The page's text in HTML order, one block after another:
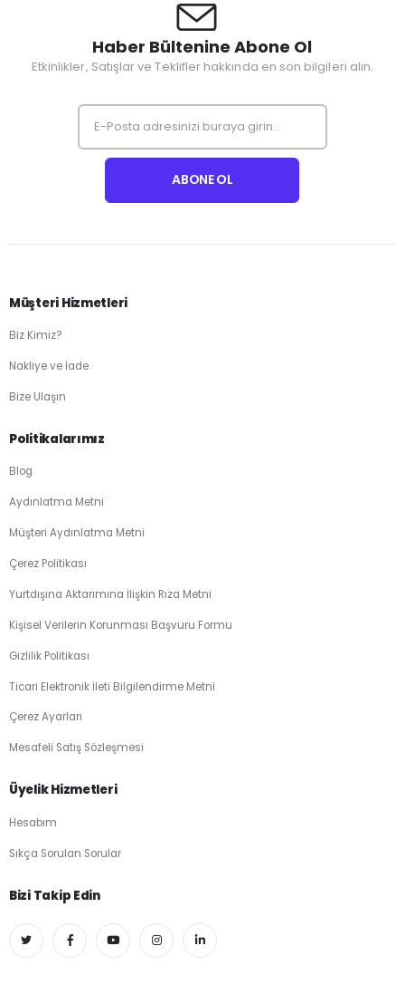
Haber Bültenine Abone Ol
Etkinlikler, Satışlar ve Teklifler hakkında en son bilgileri alın.
Müşteri Hizmetleri
Biz Kimiz?
Nakliye ve İade
Bize Ulaşın
Politikalarımız
Blog
Aydınlatma Metni
Müşteri Aydınlatma Metni
Çerez Politikası
Yurtdışına Aktarımına İlişkin Rıza Metni
Kişisel Verilerin Korunması Başvuru Formu
Gizlilik Politikası
Ticari Elektronik İleti Bilgilendirme Metni
Çerez Ayarları
Mesafeli Satış Sözleşmesi
Üyelik Hizmetleri
Hesabım
Sıkça Sorulan Sorular
Bizi Takip Edin